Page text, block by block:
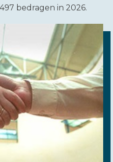
bedragen in 2026.